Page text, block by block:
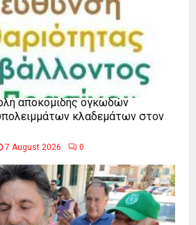
αποκομιδής ογκωδών
κλαδεμάτων στον
7 August 2026 0